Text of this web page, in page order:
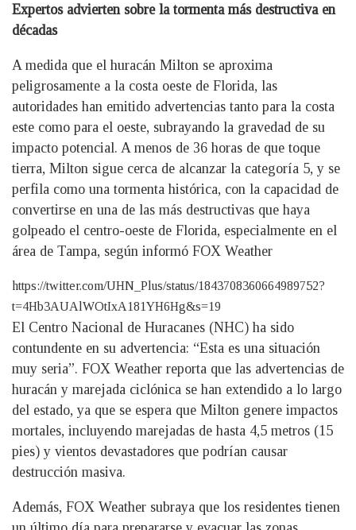
Expertos advierten sobre la tormenta más destructiva en
décadas
A medida que el huracán Milton se aproxima
peligrosamente a la costa oeste de Florida, las
autoridades han emitido advertencias tanto para la costa
este como para el oeste, subrayando la gravedad de su
impacto potencial. A menos de 36 horas de que toque
tierra, Milton sigue cerca de alcanzar la categoría 5, y se
perfila como una tormenta histórica, con la capacidad de
convertirse en una de las más destructivas que haya
golpeado el centro-oeste de Florida, especialmente en el
área de Tampa, según informó FOX Weather
https://twitter.com/UHN_Plus/status/1843708360664989752?
t=4Hb3AUAlWOtIxA181YH6Hg&s=19
El Centro Nacional de Huracanes (NHC) ha sido
contundente en su advertencia: “Esta es una situación
muy seria”. FOX Weather reporta que las advertencias de
huracán y marejada ciclónica se han extendido a lo largo
del estado, ya que se espera que Milton genere impactos
mortales, incluyendo marejadas de hasta 4,5 metros (15
pies) y vientos devastadores que podrían causar
destrucción masiva.
Además, FOX Weather subraya que los residentes tienen